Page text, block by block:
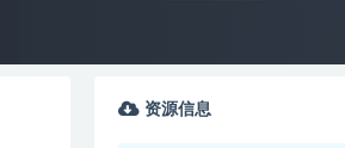
资源信息